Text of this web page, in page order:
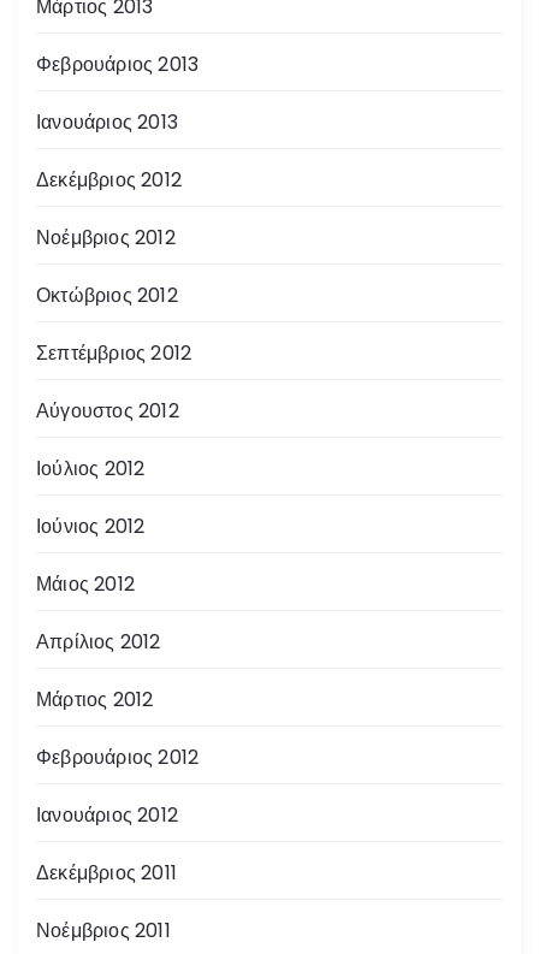
Μάρτιος 2013
Φεβρουάριος 2013
Ιανουάριος 2013
Δεκέμβριος 2012
Νοέμβριος 2012
Οκτώβριος 2012
Σεπτέμβριος 2012
Αύγουστος 2012
Ιούλιος 2012
Ιούνιος 2012
Μάιος 2012
Απρίλιος 2012
Μάρτιος 2012
Φεβρουάριος 2012
Ιανουάριος 2012
Δεκέμβριος 2011
Νοέμβριος 2011